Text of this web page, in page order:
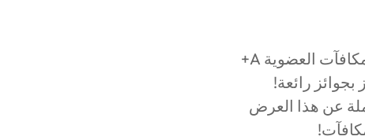
سواء كنت تمتلك أحد منتجات ADATA أم لا فلا تفوت فرصة الانضمام إلى برنامج مكافآت العضوية A+
عن هذا العرض